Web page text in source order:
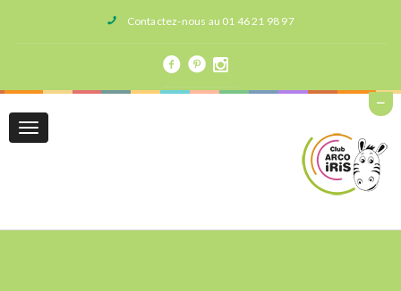
Contactez-nous au 01 46 21 98 97